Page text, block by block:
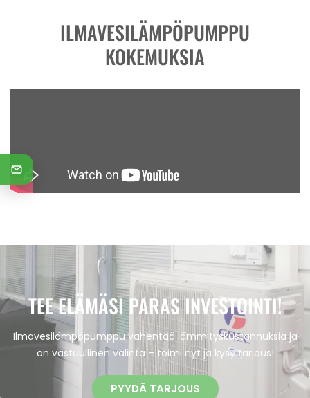
ILMAVESILÄMPÖPUMPPU
KOKEMUKSIA
TEE ELÄMÄSI PARAS INVESTOINTI!
Ilmavesilämpöpumppu vähentää lämmityskustannuksia ja
on vastuullinen valinta – toimi nyt ja kysy tarjous!
PYYDÄ TARJOUS